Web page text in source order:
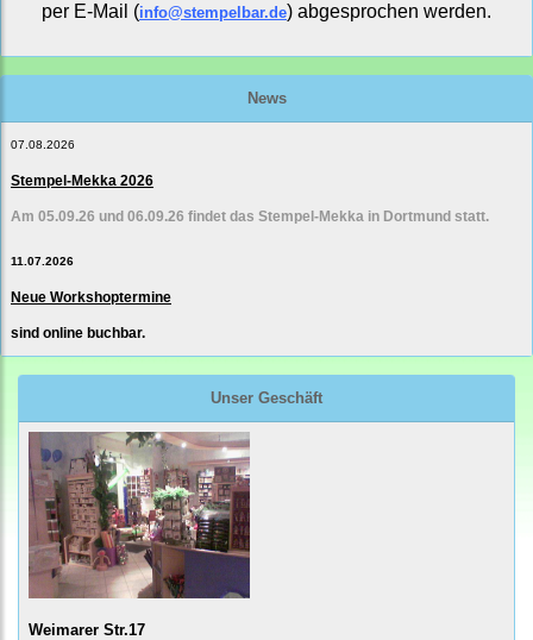
per E-Mail (info@stempelbar.de) abgesprochen werden.
News
07.08.2026
Stempel-Mekka 2026
Am 05.09.26 und 06.09.26 findet das Stempel-Mekka in Dortmund statt.
11.07.2026
Neue Workshoptermine
sind online buchbar.
Unser Geschäft
Weimarer Str.17